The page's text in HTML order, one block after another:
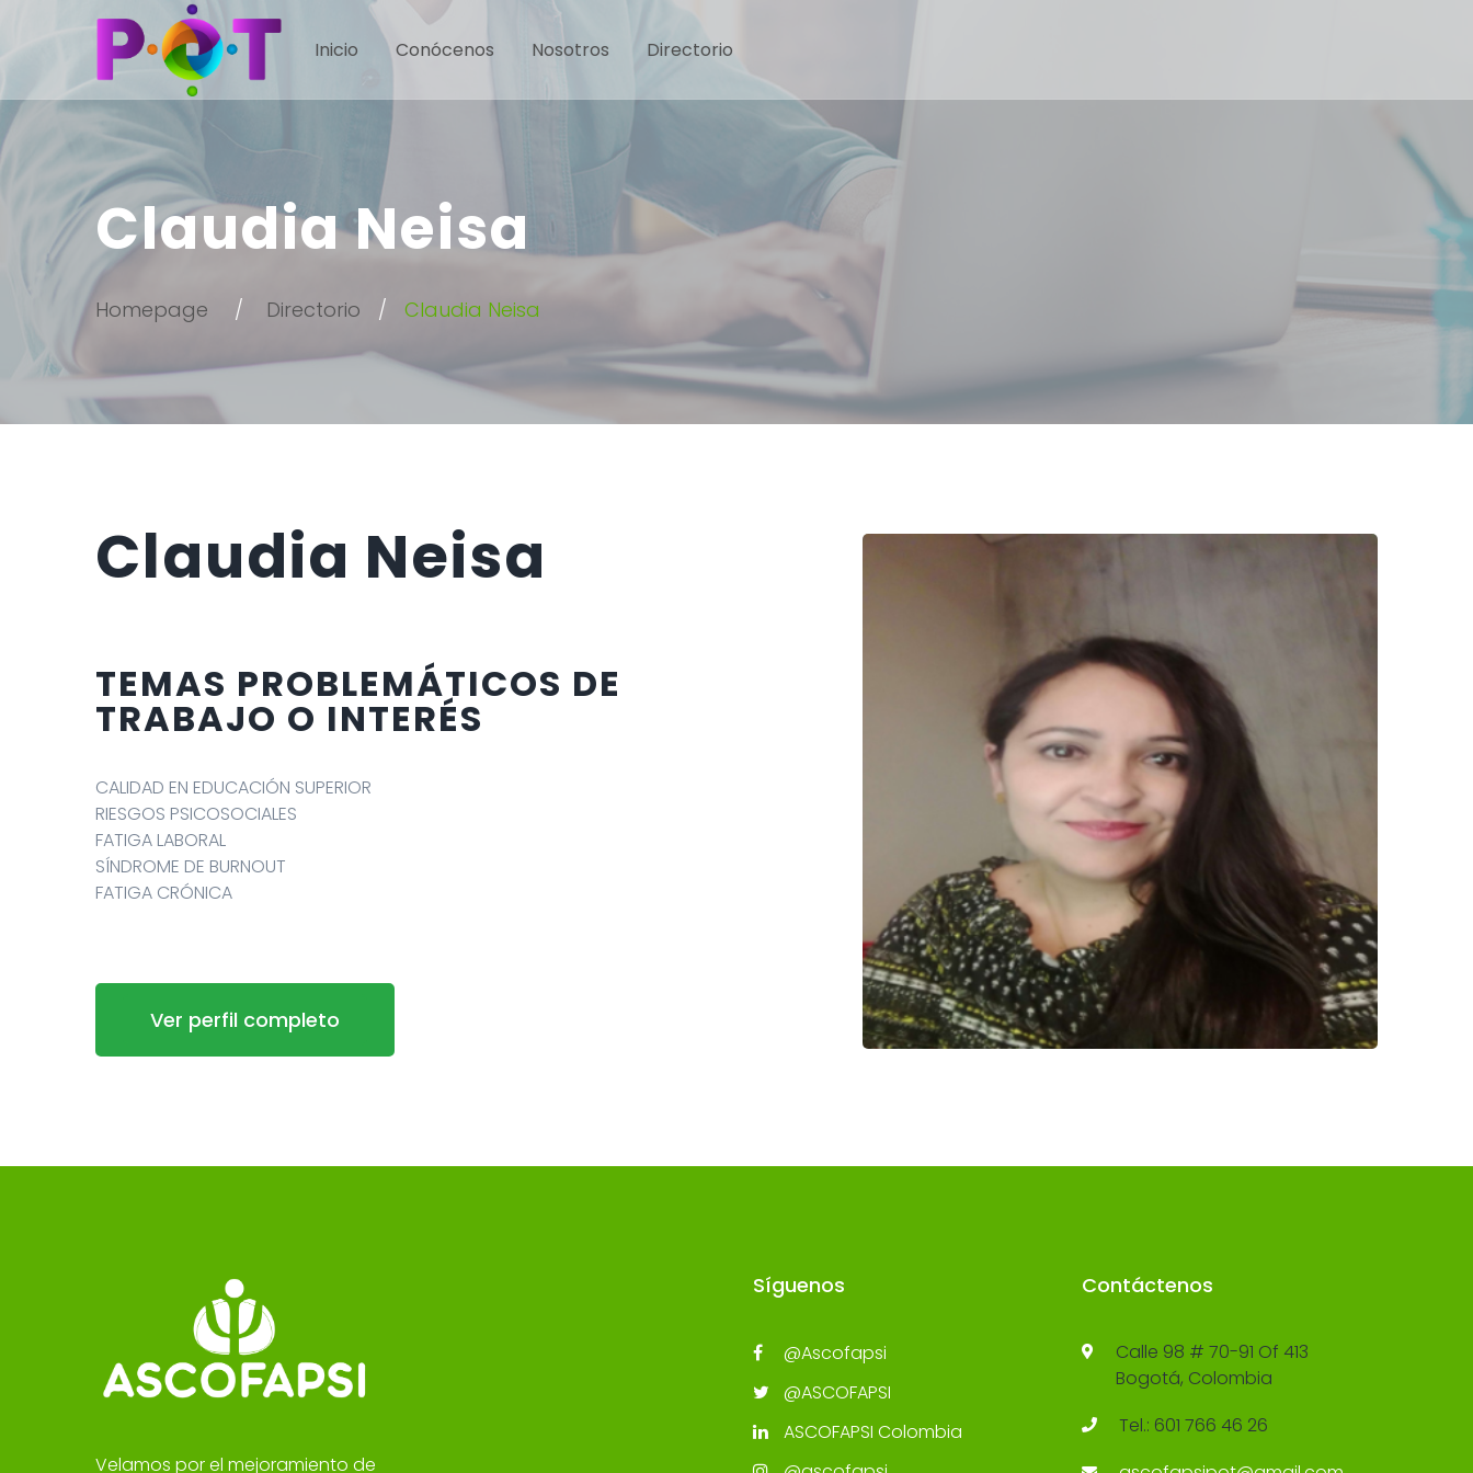
Inicio Conócenos Nosotros Directorio
Claudia Neisa
Homepage Directorio Claudia Neisa
Claudia Neisa
TEMAS PROBLEMÁTICOS DE
TRABAJO O INTERÉS
CALIDAD EN EDUCACIÓN SUPERIOR
RIESGOS PSICOSOCIALES
FATIGA LABORAL
SÍNDROME DE BURNOUT
FATIGA CRÓNICA
Ver perfil completo
Velamos por el mejoramiento de
Síguenos
@Ascofapsi
@ASCOFAPSI
ASCOFAPSI Colombia
Contáctenos
Calle 98 # 70-91 Of 413
Bogotá, Colombia
Tel.: 601 766 46 26